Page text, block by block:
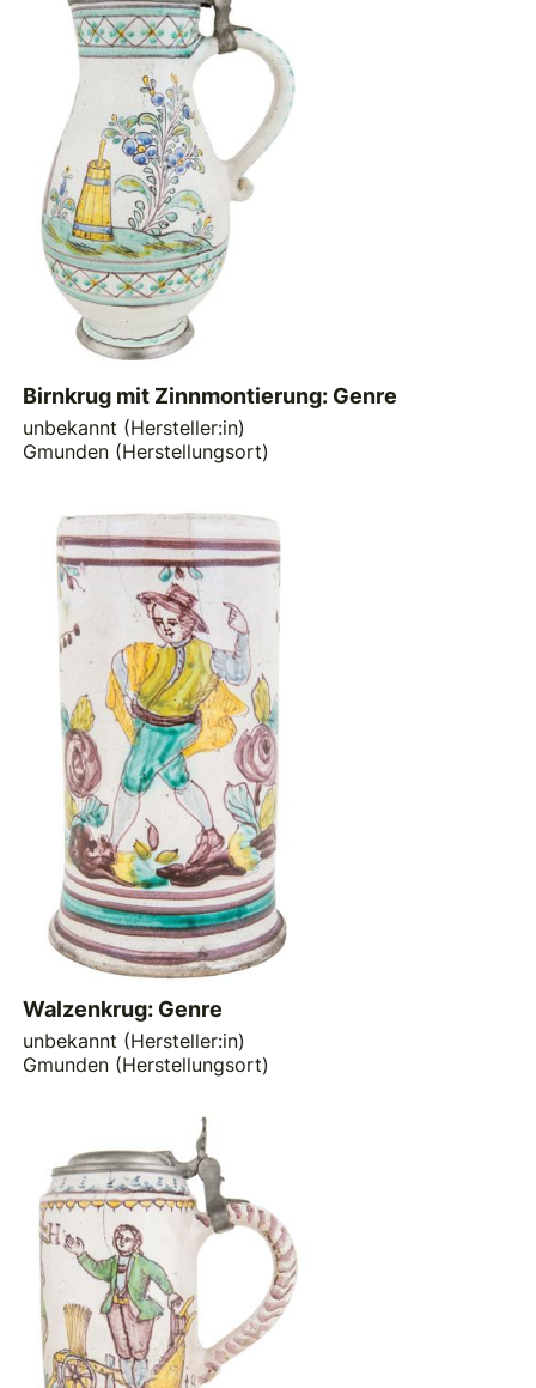
Birnkrug mit Zinnmontierung: Genre
unbekannt (Hersteller:in)
Gmunden (Herstellungsort)
Walzenkrug: Genre
unbekannt (Hersteller:in)
Gmunden (Herstellungsort)